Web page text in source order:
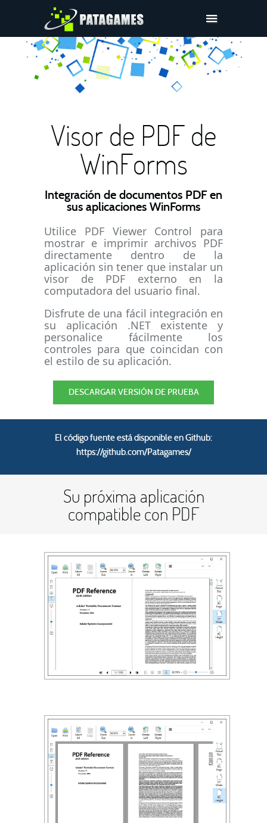
Pdfium.Net SDK
Ayuda
Compañía
Descargar
Visor de PDF de
WinForms
Integración de documentos PDF en
sus aplicaciones WinForms
Utilice PDF Viewer Control para
mostrar e imprimir archivos PDF
directamente dentro de la
aplicación sin tener que instalar un
visor de PDF externo en la
computadora del usuario final.
Disfrute de una fácil integración en
su aplicación .NET existente y
personalice fácilmente los
controles para que coincidan con
el estilo de su aplicación.
DESCARGAR VERSIÓN DE PRUEBA
El código fuente está disponible en Github:
https://github.com/Patagames/
Su próxima aplicación
compatible con PDF